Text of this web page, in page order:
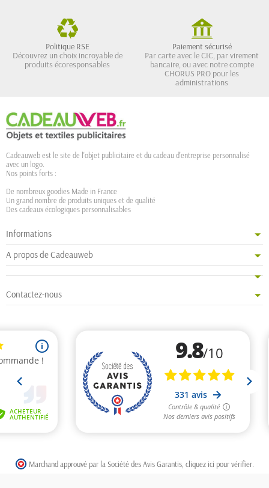
Politique RSE
Découvrez un choix incroyable de
produits écoresponsables
Paiement sécurisé
Par carte avec le CIC, par virement
bancaire, ou avec notre compte
CHORUS PRO pour les
administrations
Cadeauweb est le site de l'objet publicitaire et du cadeau d'entreprise personnalisé
avec un logo.
Nos points forts :
De nombreux goodies Made in France
Un grand nombre de produits uniques et de qualité
Des cadeaux écologiques personnalisables
Informations
A propos de Cadeauweb
Contactez-nous
Marchand approuvé par la Société des Avis Garantis, cliquez ici pour vérifier